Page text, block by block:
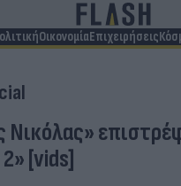
ΟικονομίαΕπιχειρήσεις
Νικόλας»
[vids]